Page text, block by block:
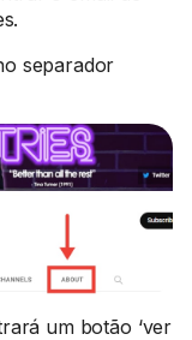
separador
um botão ‘ver